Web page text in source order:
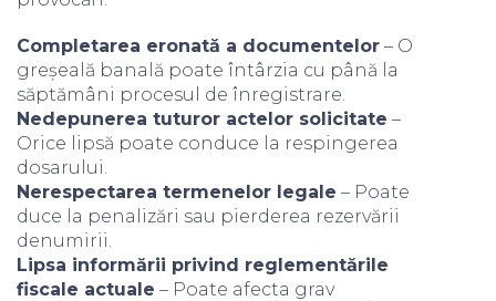
Completarea eronată a documentelor – O
greșeală banală poate întârzia cu până la
săptămâni procesul de înregistrare.
Nedepunerea tuturor actelor solicitate –
Orice lipsă poate conduce la respingerea
dosarului.
Nerespectarea termenelor legale – Poate
duce la penalizări sau pierderea rezervării
denumirii.
Lipsa informării privind reglementările
fiscale actuale – Poate afecta grav